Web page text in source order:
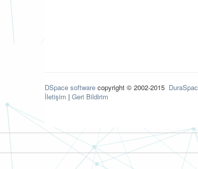
DSpace software copyright © 2002-2015
İletişim | Geri Bildirim